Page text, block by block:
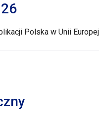
Polska w Unii